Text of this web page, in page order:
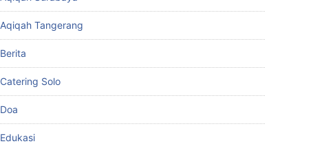
Aqiqah Tangerang
Berita
Catering Solo
Doa
Edukasi